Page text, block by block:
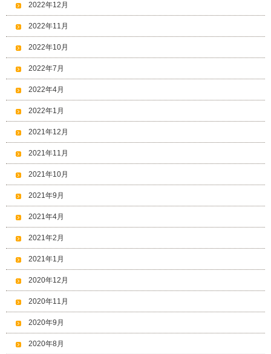
2022年12月
2022年11月
2022年10月
2022年7月
2022年4月
2022年1月
2021年12月
2021年11月
2021年10月
2021年9月
2021年4月
2021年2月
2021年1月
2020年12月
2020年11月
2020年9月
2020年8月